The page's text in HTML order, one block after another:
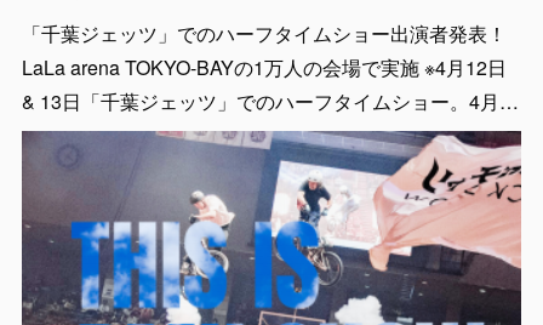
「千葉ジェッツ」でのハーフタイムショー出演者発表！
LaLa arena TOKYO-BAYの1万人の会場で実施 ※4月12日
& 13日「千葉ジェッツ」でのハーフタイムショー。4月…